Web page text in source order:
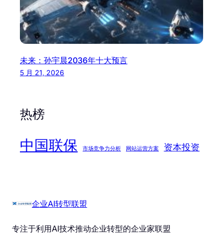
未来：孙宇晨2036年十大预言
5 月 21, 2026
热榜
中国联保 市场竞争力分析 网站运营方案 资本投资
企业AI转型联盟
专注于利用AI技术推动企业转型的企业家联盟